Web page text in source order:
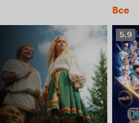
Все
5.9
5.9